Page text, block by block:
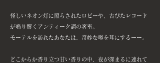
怪しいネオン灯に照らされたロビーや、古びたレコード
が鳴り響くアンティーク調の客室。
モーテルを訪れたあなたは、奇妙な噂を耳にするーー。
どこからか香り立つ甘い香りの中、夜が深まるに連れて